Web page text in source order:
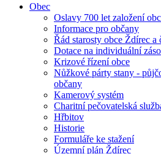
Obec
Oslavy 700 let založení
Informace pro občany
Řád starosty obce Ždírec a
Dotace na individuální
Krizové řízení obce
Nůžkové párty stany -
občany
Kamerový systém
Charitní pečovatelská
Hřbitov
Historie
Formuláře ke stažení
Územní plán Ždírec